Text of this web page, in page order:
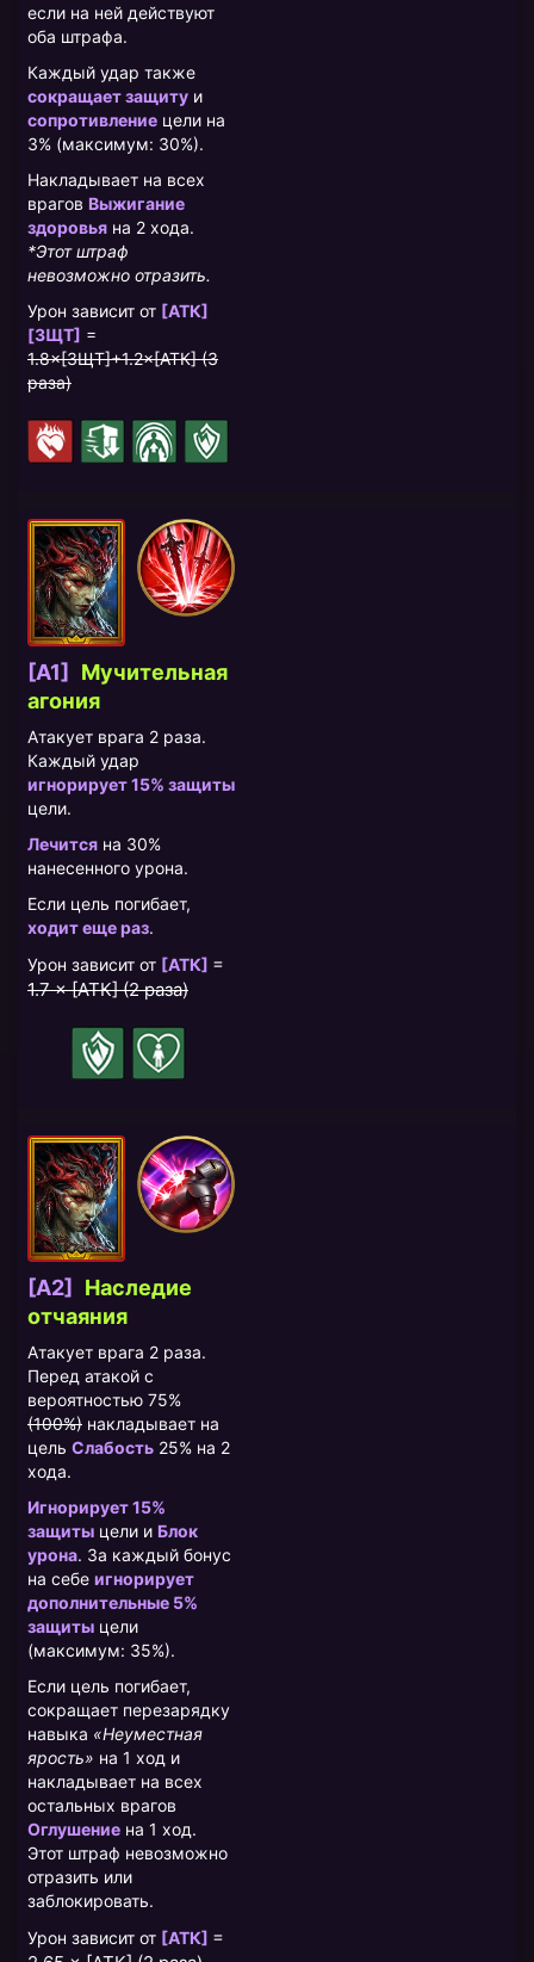
если на ней действуют
оба штрафа.
Каждый удар также
сокращает защиту и
сопротивление цели на
3% (максимум: 30%).
Накладывает на всех
врагов Выжигание
здоровья на 2 хода.
*Этот штраф
невозможно отразить.
Урон зависит от [АТК]
[ЗЩТ] =
1.8×[ЗЩТ]+1.2×[АТК] (3
раза)
[A1] Мучительная
агония
Атакует врага 2 раза.
Каждый удар
игнорирует 15% защиты
цели.
Лечится на 30%
нанесенного урона.
Если цель погибает,
ходит еще раз.
Урон зависит от [АТК] =
1.7 × [АТК] (2 раза)
[A2]
Наследие
отчаяния
Атакует врага 2 раза.
Перед атакой с
вероятностью 75%
(100%) накладывает на
цель Слабость 25% на 2
хода.
Игнорирует 15%
защиты цели и Блок
урона. За каждый бонус
на себе игнорирует
дополнительные 5%
защиты цели
(максимум: 35%).
Если цель погибает,
сокращает перезарядку
навыка «Неуместная
ярость» на 1 ход и
накладывает на всех
остальных врагов
Оглушение на 1 ход.
Этот штраф невозможно
отразить или
заблокировать.
Урон зависит от [АТК] =